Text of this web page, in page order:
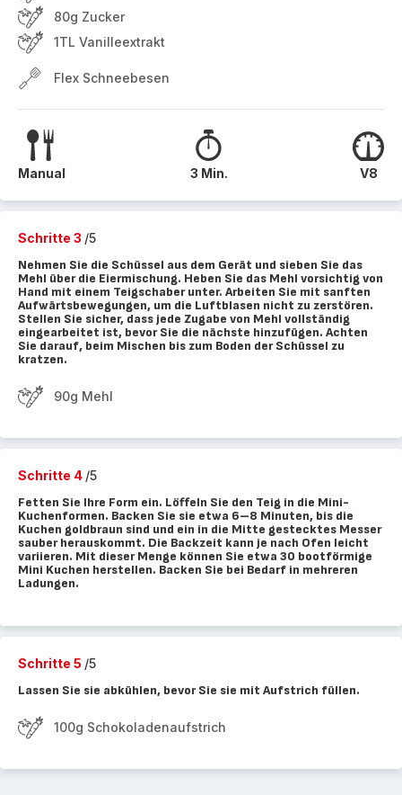
80g Zucker
1TL Vanilleextrakt
Flex Schneebesen
Manual 3 Min. V8
Schritte 3 /5
Nehmen Sie die Schüssel aus dem Gerät und sieben Sie das
Mehl über die Eiermischung. Heben Sie das Mehl vorsichtig von
Hand mit einem Teigschaber unter. Arbeiten Sie mit sanften
Aufwärtsbewegungen, um die Luftblasen nicht zu zerstören.
Stellen Sie sicher, dass jede Zugabe von Mehl vollständig
eingearbeitet ist, bevor Sie die nächste hinzufügen. Achten
Sie darauf, beim Mischen bis zum Boden der Schüssel zu
kratzen.
90g Mehl
Schritte 4 /5
Fetten Sie Ihre Form ein. Löffeln Sie den Teig in die Mini-
Kuchenformen. Backen Sie sie etwa 6–8 Minuten, bis die
Kuchen goldbraun sind und ein in die Mitte gestecktes Messer
sauber herauskommt. Die Backzeit kann je nach Ofen leicht
variieren. Mit dieser Menge können Sie etwa 30 bootförmige
Mini Kuchen herstellen. Backen Sie bei Bedarf in mehreren
Ladungen.
Schritte 5 /5
Lassen Sie sie abkühlen, bevor Sie sie mit Aufstrich füllen.
100g Schokoladenaufstrich